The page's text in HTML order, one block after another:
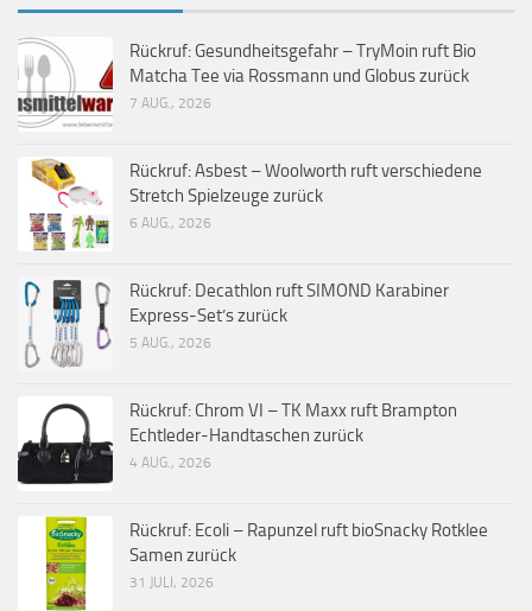
Rückruf: Gesundheitsgefahr – TryMoin ruft Bio
Matcha Tee via Rossmann und Globus zurück
7 AUG., 2026
Rückruf: Asbest – Woolworth ruft verschiedene
Stretch Spielzeuge zurück
6 AUG., 2026
Rückruf: Decathlon ruft SIMOND Karabiner
Express-Set’s zurück
5 AUG., 2026
Rückruf: Chrom VI – TK Maxx ruft Brampton
Echtleder-Handtaschen zurück
4 AUG., 2026
Rückruf: Ecoli – Rapunzel ruft bioSnacky Rotklee
Samen zurück
31 JULI, 2026